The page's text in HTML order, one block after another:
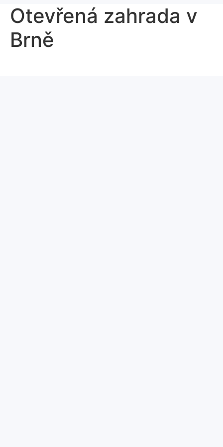
Otevřená zahrada v
Brně